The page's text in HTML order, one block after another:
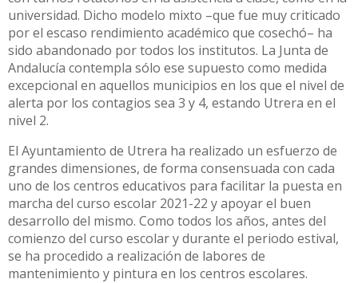
universidad. Dicho modelo mixto –que fue muy criticado
por el escaso rendimiento académico que cosechó– ha
sido abandonado por todos los institutos. La Junta de
Andalucía contempla sólo ese supuesto como medida
excepcional en aquellos municipios en los que el nivel de
alerta por los contagios sea 3 y 4, estando Utrera en el
nivel 2.
El Ayuntamiento de Utrera ha realizado un esfuerzo de
grandes dimensiones, de forma consensuada con cada
uno de los centros educativos para facilitar la puesta en
marcha del curso escolar 2021-22 y apoyar el buen
desarrollo del mismo. Como todos los años, antes del
comienzo del curso escolar y durante el periodo estival,
se ha procedido a realización de labores de
mantenimiento y pintura en los centros escolares.